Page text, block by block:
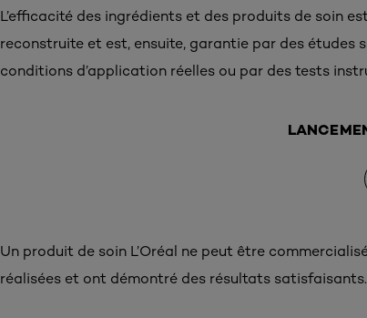
L’efficacité des ingrédients et des produits de soin
reconstruite et est, ensuite, garantie par des
conditions d’application réelles ou par des tests
Un produit de soin L’Oréal ne peut être
réalisées et ont démontré des résultats satisfaisants.